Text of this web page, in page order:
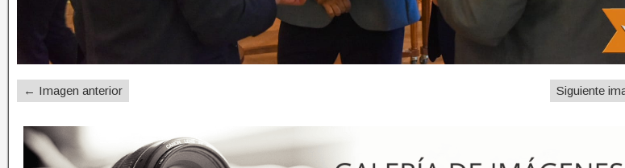
← Imagen anterior Siguiente